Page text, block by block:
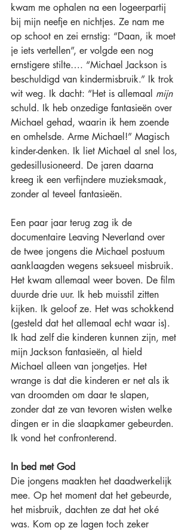
kwam me ophalen na een logeerpartij
bij mijn neefje en nichtjes. Ze nam me
op schoot en zei ernstig: “Daan, ik moet
je iets vertellen”, er volgde een nog
ernstigere stilte…. “Michael Jackson is
beschuldigd van kindermisbruik.” Ik trok
wit weg. Ik dacht: “Het is allemaal mijn
schuld. Ik heb onzedige fantasieën over
Michael gehad, waarin ik hem zoende
en omhelsde. Arme Michael!” Magisch
kinder-denken. Ik liet Michael al snel los,
gedesillusioneerd. De jaren daarna
kreeg ik een verfijndere muzieksmaak,
zonder al teveel fantasieën.
Een paar jaar terug zag ik de
documentaire Leaving Neverland over
de twee jongens die Michael postuum
aanklaagden wegens seksueel misbruik.
Het kwam allemaal weer boven. De film
duurde drie uur. Ik heb muisstil zitten
kijken. Ik geloof ze. Het was schokkend
(gesteld dat het allemaal echt waar is).
Ik had zelf die kinderen kunnen zijn, met
mijn Jackson fantasieën, al hield
Michael alleen van jongetjes. Het
wrange is dat die kinderen er net als ik
van droomden om daar te slapen,
zonder dat ze van tevoren wisten welke
dingen er in die slaapkamer gebeurden.
Ik vond het confronterend.
In bed met God
Die jongens maakten het daadwerkelijk
mee. Op het moment dat het gebeurde,
het misbruik, dachten ze dat het oké
was. Kom op ze lagen toch zeker